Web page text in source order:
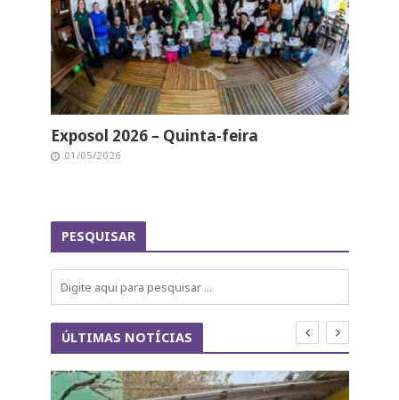
Exposol 2026 – Quinta-feira
01/05/2026
PESQUISAR
ÚLTIMAS NOTÍCIAS